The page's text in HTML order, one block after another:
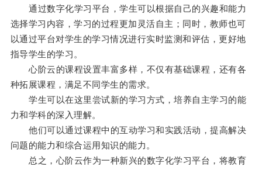
通过数字化学习平台，学生可以根据自己的兴趣和能力
选择学习内容，学习的过程更加灵活自主；同时，教师也可
以通过平台对学生的学习情况进行实时监测和评估，更好地
指导学生的学习。
心阶云的课程设置丰富多样，不仅有基础课程，还有各
种拓展课程，满足不同学生的需求。
学生可以在这里尝试新的学习方式，培养自主学习的能
力和学科的深入理解。
他们可以通过课程中的互动学习和实践活动，提高解决
问题的能力和综合运用知识的能力。
总之，心阶云作为一种新兴的数字化学习平台，将教育